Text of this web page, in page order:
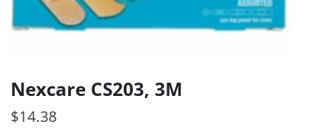
Nexcare CS203, 3M
$14.38